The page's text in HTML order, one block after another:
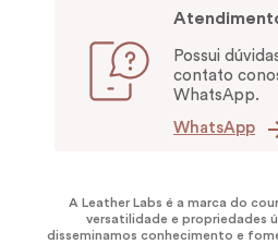
Possui
contato
WhatsApp.
WhatsApp
A Leather Labs é a marca do
versatilidade e propriedades
disseminamos conhecimento e